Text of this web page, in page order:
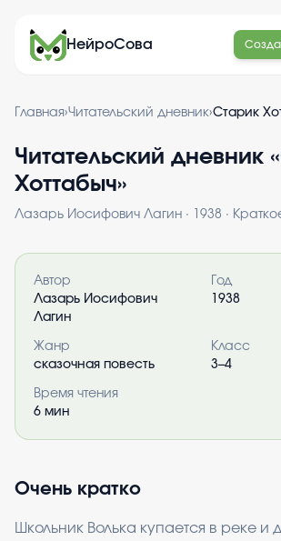
НейроСова
Главная›Читательский дневник›Старик
Читательский дневник «
Хоттабыч»
Лазарь Иосифович Лагин · 1938 ·
Информация о книге
Автор
Лазарь Иосифович
Лагин
Год
1938
Жанр
сказочная повесть
Класс
3–4
Время чтения
6 мин
Очень кратко
Школьник Волька купается в реке и